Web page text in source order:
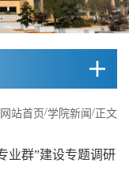
网站首页/学院新闻 /正文
业群”建设专题调研